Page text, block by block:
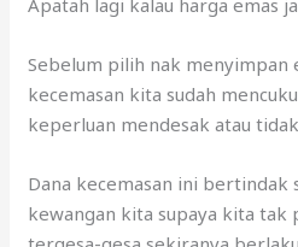
keperluan mendesak atau tidak
Dana kecemasan ini bertindak
kewangan kita supaya kita tak
tergesa-gesa sekiranya berlaku
7) Gadai emas di Ar-Rahnu
Kesilapan seterusnya bila kita